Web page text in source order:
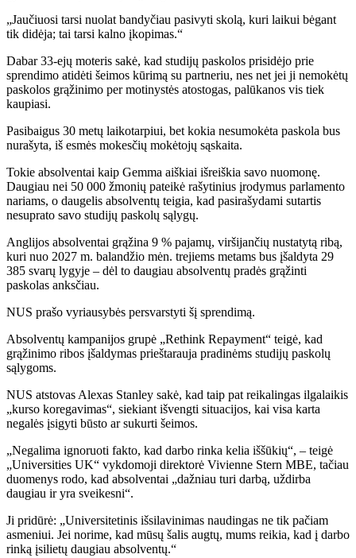
„Jaučiuosi tarsi nuolat bandyčiau pasivyti skolą, kuri laikui bėgant
tik didėja; tai tarsi kalno įkopimas.“
Dabar 33-ejų moteris sakė, kad studijų paskolos prisidėjo prie
sprendimo atidėti šeimos kūrimą su partneriu, nes net jei ji nemokėtų
paskolos grąžinimo per motinystės atostogas, palūkanos vis tiek
kaupiasi.
Pasibaigus 30 metų laikotarpiui, bet kokia nesumokėta paskola bus
nurašyta, iš esmės mokesčių mokėtojų sąskaita.
Tokie absolventai kaip Gemma aiškiai išreiškia savo nuomonę.
Daugiau nei 50 000 žmonių pateikė rašytinius įrodymus parlamento
nariams, o daugelis absolventų teigia, kad pasirašydami sutartis
nesuprato savo studijų paskolų sąlygų.
Anglijos absolventai grąžina 9 % pajamų, viršijančių nustatytą ribą,
kuri nuo 2027 m. balandžio mėn. trejiems metams bus įšaldyta 29
385 svarų lygyje – dėl to daugiau absolventų pradės grąžinti
paskolas anksčiau.
NUS prašo vyriausybės persvarstyti šį sprendimą.
Absolventų kampanijos grupė „Rethink Repayment“ teigė, kad
grąžinimo ribos įšaldymas prieštarauja pradinėms studijų paskolų
sąlygoms.
NUS atstovas Alexas Stanley sakė, kad taip pat reikalingas ilgalaikis
„kurso koregavimas“, siekiant išvengti situacijos, kai visa karta
negalės įsigyti būsto ar sukurti šeimos.
„Negalima ignoruoti fakto, kad darbo rinka kelia iššūkių“, – teigė
„Universities UK“ vykdomoji direktorė Vivienne Stern MBE, tačiau
duomenys rodo, kad absolventai „dažniau turi darbą, uždirba
daugiau ir yra sveikesni“.
Ji pridūrė: „Universitetinis išsilavinimas naudingas ne tik pačiam
asmeniui. Jei norime, kad mūsų šalis augtų, mums reikia, kad į darbo
rinką įsilietų daugiau absolventų.“